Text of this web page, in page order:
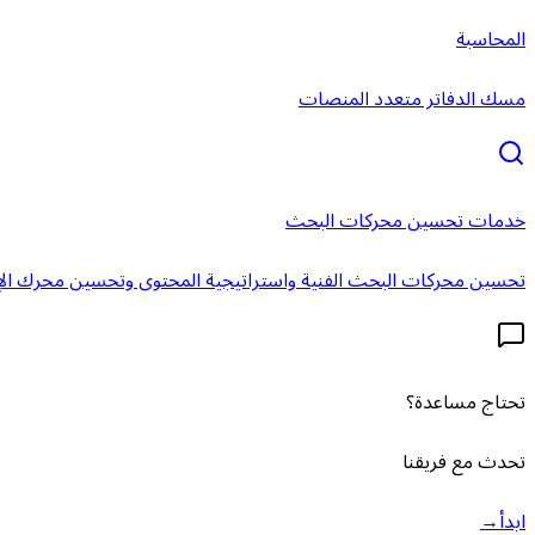
المحاسبة
مسك الدفاتر متعدد المنصات
خدمات تحسين محركات البحث
تحسين محركات البحث الفنية واستراتيجية المحتوى وتحسين محرك
تحتاج مساعدة؟
تحدث مع فريقنا
ابدأ→